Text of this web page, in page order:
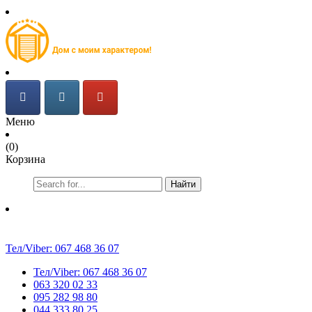
Меню
(0)
Корзина
Найти
Тел/Viber: 067 468 36 07
Тел/Viber: 067 468 36 07
063 320 02 33
095 282 98 80
044 333 80 25